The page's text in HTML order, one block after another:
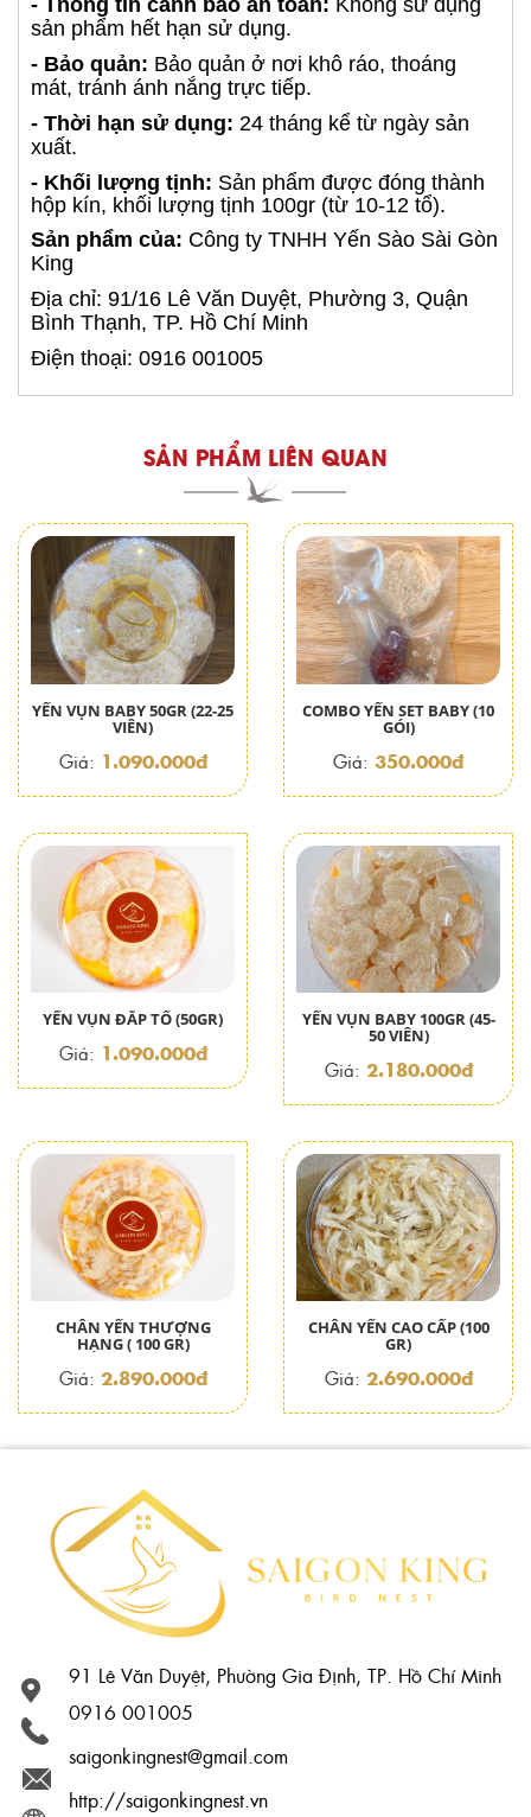
- Thông tin cảnh báo an toàn: Không sử dụng
sản phẩm hết hạn sử dụng.
- Bảo quản: Bảo quản ở nơi khô ráo, thoáng
mát, tránh ánh nắng trực tiếp.
- Thời hạn sử dụng: 24 tháng kể từ ngày sản
xuất.
- Khối lượng tịnh: Sản phẩm được đóng thành
hộp kín, khối lượng tịnh 100gr (từ 10-12 tổ).
Sản phẩm của: Công ty TNHH Yến Sào Sài Gòn
King
Địa chỉ: 91/16 Lê Văn Duyệt, Phường 3, Quận
Bình Thạnh, TP. Hồ Chí Minh
Điện thoại: 0916 001005
SẢN PHẨM LIÊN QUAN
YẾN VỤN BABY 50GR (22-25
VIÊN)
Giá: 1.090.000đ
COMBO YẾN SET BABY (10
GÓI)
Giá: 350.000đ
YẾN VỤN ĐẮP TỔ (50GR)
Giá: 1.090.000đ
YẾN VỤN BABY 100GR (45-
50 VIÊN)
Giá: 2.180.000đ
CHÂN YẾN THƯỢNG
HẠNG ( 100 GR)
Giá: 2.890.000đ
CHÂN YẾN CAO CẤP (100
GR)
Giá: 2.690.000đ
91 Lê Văn Duyệt, Phường Gia Định, TP. Hồ Chí Minh
0916 001005
saigonkingnest@gmail.com
http://saigonkingnest.vn